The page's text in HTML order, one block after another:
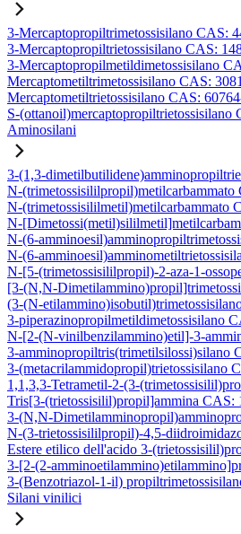
3-Mercaptopropiltrimetossisilano CAS:
3-Mercaptopropiltrietossisilano CAS:
3-Mercaptopropilmetildimetossisilano
Mercaptometiltrimetossisilano CAS:
Mercaptometiltrietossisilano CAS:
S-(ottanoil)mercaptopropiltrietossisilano
Aminosilani
3-(1,3-
N-(trimetossisililpropil)metilcarbammato
N-(trimetossisililmetil)metilcarbammato
N-
N-(6-
N-(6-
N-[5-(trimetossisililpropil)-2-aza-1-
[3-(N,N-
(3-(N-
3-piperazinopropilmetildimetossisilano
N-[2-(N-vinilbenzilammino)etil]-3-
3-amminopropiltris(trimetilsilossi)silano
3-(metacrilammidopropil)trietossisilano
1,1,3,3-Tetrametil-2-(3-
Tris[3-(trietossisilil)propil]ammina CAS:
3-(N,N-
N-(3-trietossisililpropil)-4,5-
Estere etilico dell'acido 3-
3-[2-(2-
3-(Benzotriazol-1-il)
Silani vinilici